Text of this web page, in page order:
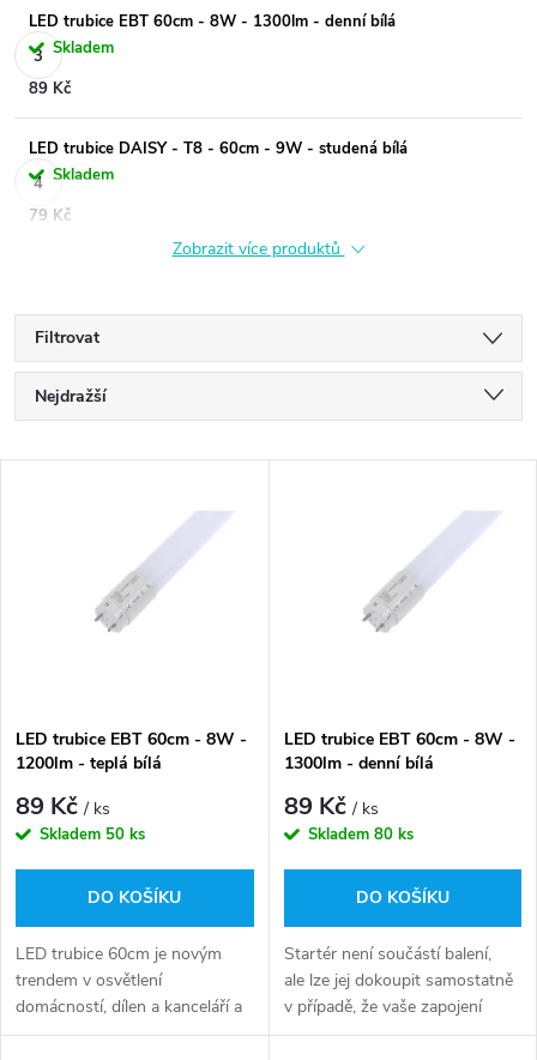
LED trubice EBT 60cm - 8W - 1300lm - denní bílá
Skladem
89 Kč
LED trubice DAISY - T8 - 60cm - 9W - studená bílá
Skladem
79 Kč
Zobrazit více produktů
Filtrovat
Ř
a
p
r
o
d
u
Nejdražší
s
p
r
d
u
LED trubice EBT 60cm - 8W -
1200lm - teplá bílá
89 Kč/ ks
Skladem 50 ks
DO KOŠÍKU
LED trubice 60cm je novým
trendem v osvětlení
domácností, dílen a kanceláří a
nahrazuje klasické zářivky T8.
LED trubice EBT 60cm - 8W -
1300lm - denní bílá
89 Kč/ ks
Skladem 80 ks
DO KOŠÍKU
Startér není součástí balení,
ale lze jej dokoupit samostatně
v případě, že vaše zapojení
vyžaduje jeho použití. Podrobné